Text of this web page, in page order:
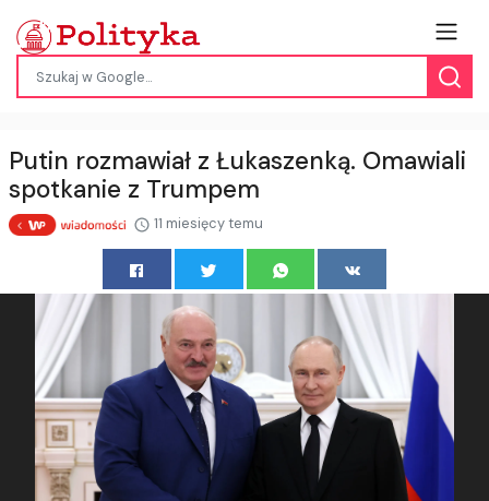
Putin rozmawiał z Łukaszenką. Omawiali
spotkanie z Trumpem
11 miesięcy temu